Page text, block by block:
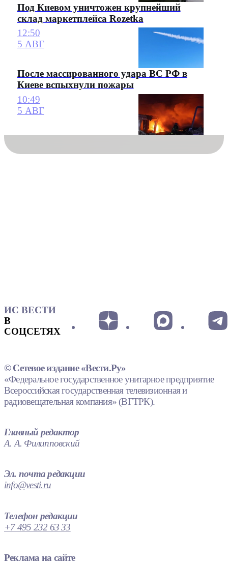
Под Киевом уничтожен крупнейший
склад маркетплейса Rozetka
12:50
5 АВГ
После массированного удара ВС РФ в
Киеве вспыхнули пожары
10:49
5 АВГ
ИС ВЕСТИ
В
СОЦСЕТЯХ
© Сетевое издание «Вести.Ру»
«Федеральное государственное унитарное предприятие
Всероссийская государственная телевизионная и
радиовещательная компания» (ВГТРК).
Главный редактор
А. А. Филипповский
Эл. почта редакции
info@vesti.ru
Телефон редакции
+7 495 232 63 33
Реклама на сайте